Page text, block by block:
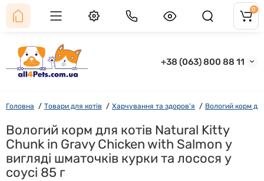
+38 (063) 800 88 11
0
Головна Товари для котів Харчування та здоров'я Вологий корм
Вологий корм для котів Natural Kitty
Chunk in Gravy Chicken with Salmon у
вигляді шматочків курки та лосося у
соусі 85 г